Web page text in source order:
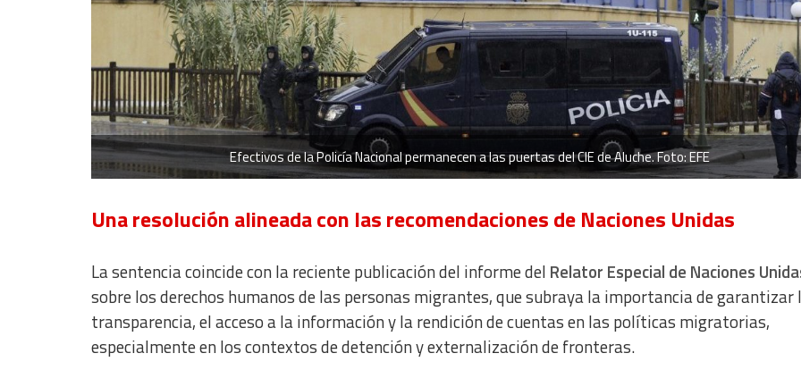
Efectivos de la Policía Nacional permanecen a las puertas del CIE de Aluche. Foto: EFE
Una resolución alineada con las recomendaciones de Naciones Unidas
La sentencia coincide con la reciente publicación del informe del Relator Especial de Naciones
sobre los derechos humanos de las personas migrantes, que subraya la importancia de garantizar
transparencia, el acceso a la información y la rendición de cuentas en las políticas migratorias,
especialmente en los contextos de detención y externalización de fronteras.